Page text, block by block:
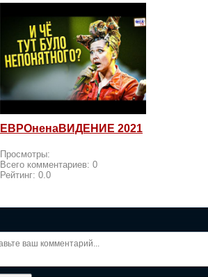
ЕВРОненаВИДЕНИЕ 2021
Просмотры:
Всего комментариев: 0
Рейтинг: 0.0